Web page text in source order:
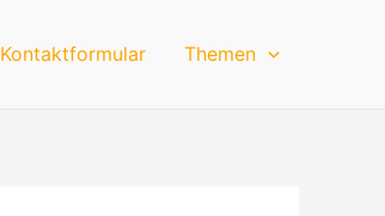
Kontaktformular Themen